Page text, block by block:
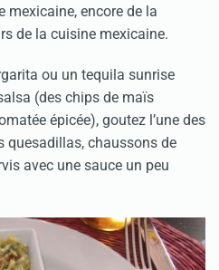
mexicaine, encore de la
de la cuisine mexicaine.
ou un tequila sunrise
(des chips de maïs
épicée), goutez l’une des
quesadillas, chaussons de
avec une sauce un peu